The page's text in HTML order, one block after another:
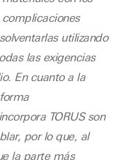
utilizando
las exigencias
En cuanto a la
TORUS son
por lo que, al
la parte más